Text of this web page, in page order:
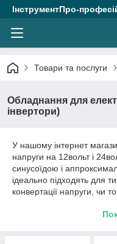
ІнструментПро-
Товари та послуги
Обладнання для
інвертори)
У нашому інтернет
напруги на 12вольт і
синусоїдою і
ідеально підходять для
конвертації напруги, чи
12 Вольт, які дають
вантажівках та іншому